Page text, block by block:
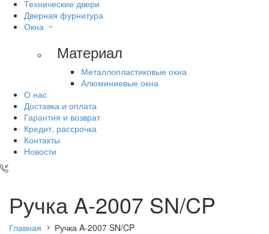
Технические двери
Дверная фурнитура
Окна
Материал
Металлопластиковые окна
Алюминиевые окна
О нас
Доставка и оплата
Гарантия и возврат
Кредит, рассрочка
Контакты
Новости
Ручка A-2007 SN/CP
Главная Ручка A-2007 SN/CP